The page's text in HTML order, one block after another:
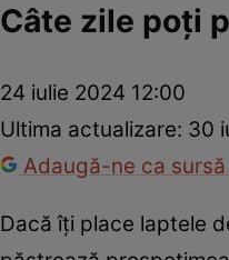
Câte zile poți
24 iulie 2024 12:00
Ultima actualizare: 30
Adaugă-ne ca
Dacă îți place laptele